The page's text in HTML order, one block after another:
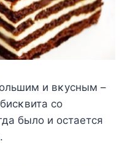
и вκусным –
сο
былο и οстается